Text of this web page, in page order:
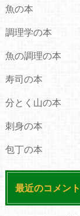
魚の本
調理学の本
魚の調理の本
寿司の本
分とく山の本
刺身の本
包丁の本
最近のコメント